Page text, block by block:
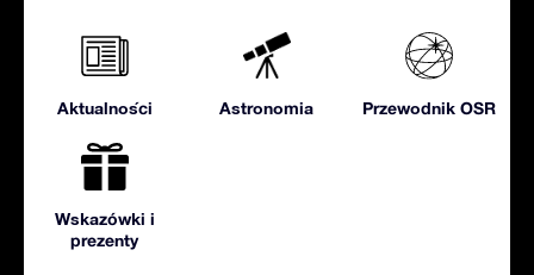
Aktualności Astronomia Przewodnik OSR
Wskazówki i
prezenty